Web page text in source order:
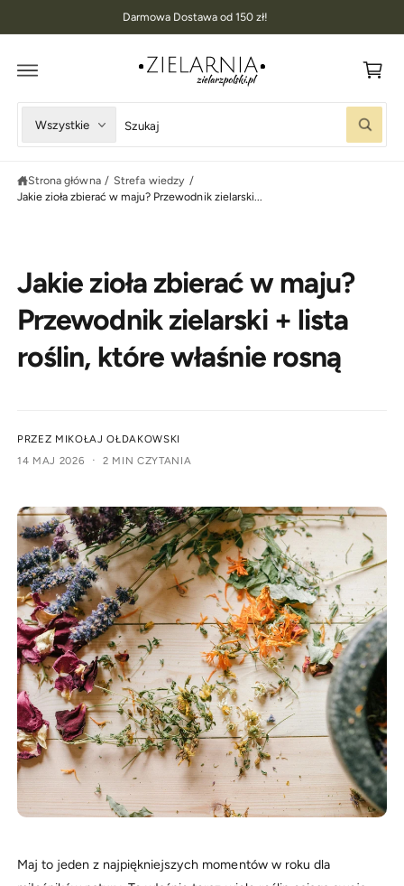
T
E
Ś
Darmowa Dostawa od 150 zł!
i
p
r
u
k
u
Wszystkie
z
n
s
m
s
l
e
p
i
e
S
z
o
z
y
k
Strona główna / Strefa wiedzy /
Jakie zioła zbierać w maju? Przewodnik zielarski...
Jakie zioła zbierać w maju?
Przewodnik zielarski + lista
roślin, które właśnie rosną
PRZEZ MIKOŁAJ OŁDAKOWSKI
14 MAJ 2026
· 2 MIN CZYTANIA
Maj to jeden z najpiękniejszych momentów w roku dla